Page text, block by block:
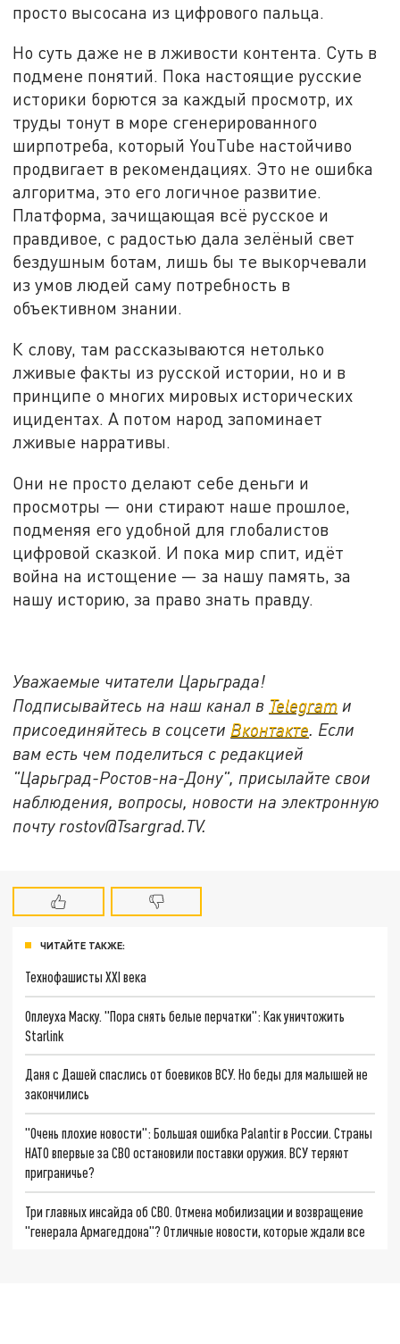
просто высосана из цифрового пальца.
Но суть даже не в лживости контента. Суть в
подмене понятий. Пока настоящие русские
историки борются за каждый просмотр, их
труды тонут в море сгенерированного
ширпотреба, который YouTube настойчиво
продвигает в рекомендациях. Это не ошибка
алгоритма, это его логичное развитие.
Платформа, зачищающая всё русское и
правдивое, с радостью дала зелёный свет
бездушным ботам, лишь бы те выкорчевали
из умов людей саму потребность в
объективном знании.
К слову, там рассказываются нетолько
лживые факты из русской истории, но и в
принципе о многих мировых исторических
ицидентах. А потом народ запоминает
лживые нарративы.
Они не просто делают себе деньги и
просмотры — они стирают наше прошлое,
подменяя его удобной для глобалистов
цифровой сказкой. И пока мир спит, идёт
война на истощение — за нашу память, за
нашу историю, за право знать правду.
Уважаемые читатели Царьграда!
Подписывайтесь на наш канал в Telegram и
присоединяйтесь в соцсети Вконтакте. Если
вам есть чем поделиться с редакцией
"Царьград-Ростов-на-Дону", присылайте свои
наблюдения, вопросы, новости на электронную
почту rostov@Tsargrad.ТV.
ЧИТАЙТЕ ТАКЖЕ:
Технофашисты XXI века
Оплеуха Маску. "Пора снять белые перчатки": Как уничтожить
Starlink
Даня с Дашей спаслись от боевиков ВСУ. Но беды для малышей не
закончились
"Очень плохие новости": Большая ошибка Palantir в России. Страны
НАТО впервые за СВО остановили поставки оружия. ВСУ теряют
приграничье?
Три главных инсайда об СВО. Отмена мобилизации и возвращение
"генерала Армагеддона"? Отличные новости, которые ждали все